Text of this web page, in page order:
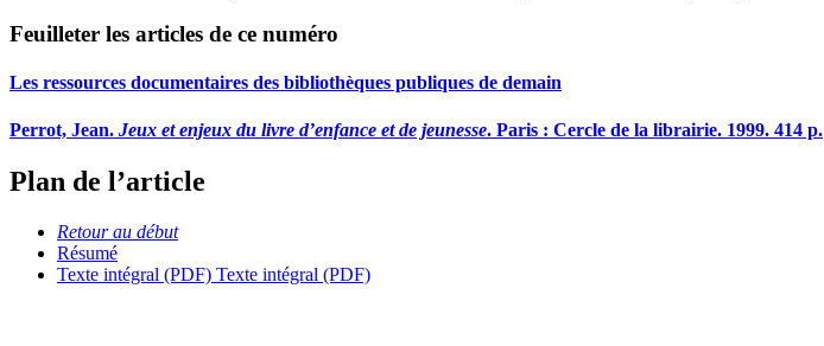
Feuilleter les articles de ce numéro
Les ressources documentaires des bibliothèques publiques de demain
Perrot, Jean. Jeux et enjeux du livre d’enfance et de jeunesse. Paris : Cercle de la librairie. 1999. 414 p.
Plan de l’article
Retour au début
Résumé
Texte intégral (PDF) Texte intégral (PDF)